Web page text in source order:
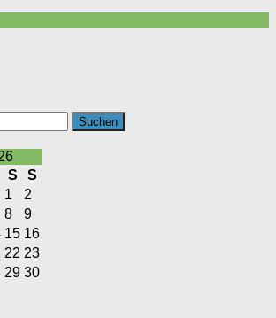
S
S
1
2
8
9
15 16
22 23
29 30